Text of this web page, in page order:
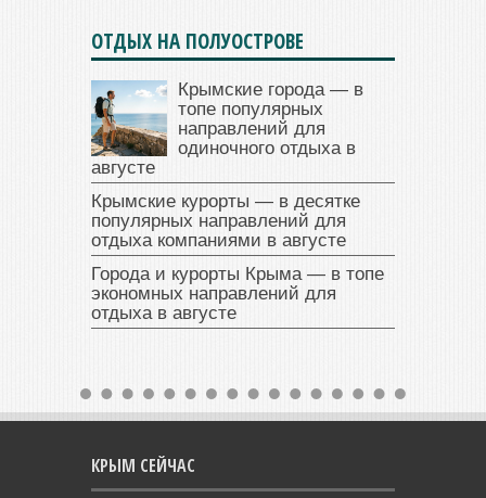
ОТДЫХ НА ПОЛУОСТРОВЕ
Крымские города — в
топе популярных
направлений для
одиночного отдыха в
августе
Крымские курорты — в десятке
популярных направлений для
отдыха компаниями в августе
Города и курорты Крыма — в топе
экономных направлений для
отдыха в августе
КРЫМ СЕЙЧАС